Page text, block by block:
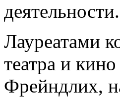
деятельности.
Лауреатами
театра и
Фрейндлих,